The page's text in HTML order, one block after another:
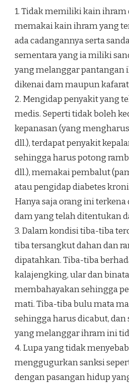
1. Tidak memiliki kain ihram
memakai kain ihram yang
ada cadangannya serta
sementara yang ia miliki
yang melanggar pantangan
dikenai dam maupun
2. Mengidap penyakit yang
medis. Seperti tidak boleh
kepanasan (yang
dll.), terdapat penyakit
sehingga harus potong
dll.), memakai pembalut
atau pengidap diabetes
Hanya saja orang ini
dam yang telah ditentukan
3. Dalam kondisi tiba-tiba
tiba tersangkut dahan dan
dipatahkan. Tiba-tiba
kalajengking, ular dan
membahayakan sehingga
mati. Tiba-tiba bulu mata
sehingga harus dicabut, dan
yang melanggar ihram ini
4. Lupa yang tidak
menggugurkan sanksi
dengan pasangan hidup